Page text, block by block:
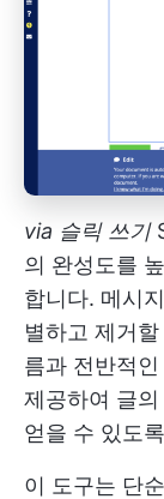
via 슬릭 쓰기
의 완성도를
합니다. 메시
별하고 제거
름과 전반적
제공하여 글
얻을 수 있도
이 도구는 단